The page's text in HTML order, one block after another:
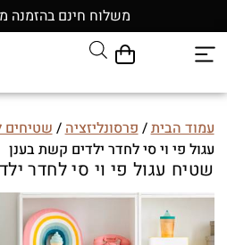
משלוח חינם בהזמנה מעל 399
עמוד הבית/פרסונליזציה/שטיחים
עגול פי וי סי לחדר ילדים קשת בענן
שטיח עגול פי וי סי לחדר